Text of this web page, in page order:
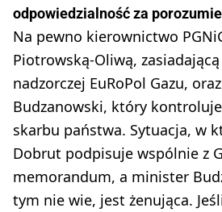
odpowiedzialność za
Na pewno kierownictwo
Piotrowską-Oliwą,
nadzorczej EuRoPol Gazu,
Budzanowski, który
skarbu państwa. Sytuacja, w
Dobrut podpisuje wspólnie z
memorandum, a minister
tym nie wie, jest żenująca.